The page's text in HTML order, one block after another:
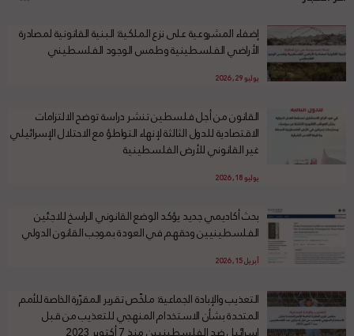
إضفاء المشروعية على نزع الملكية: البنية القانونية لمصادرة
الأراضي الفلسطينية وطمس الوجود الفلسطيني
يوليو 29, 2026
القانون من أجل فلسطين تنشر دراسة توضح الالتزامات
الاقتصادية للدول الثالثة لإنهاء التواطؤ مع الاحتلال الإسرائيلي
غير القانوني للأرض الفلسطينية
يوليو 18, 2026
بحث أكاديمي جديد يؤكد الوضع القانوني الراسخ للاجئين
الفلسطينيين وحقهم في العودة بموجب القانون الدولي
أبريل 15, 2026
التعذيب والإبادة الجماعية: ملخّص تقرير المقرّرة الخاصة للأمم
المتحدة بشأن الاستخدام المنهجي للتعذيب من قبل
إسرائيل ضد الفلسطينيين منذ 7 أكتوبر 2023